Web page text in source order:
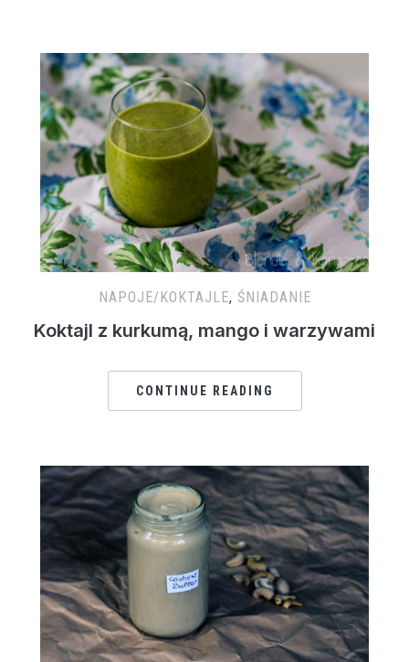
NAPOJE/KOKTAJLE, ŚNIADANIE
Koktajl z kurkumą, mango i warzywami
CONTINUE READING